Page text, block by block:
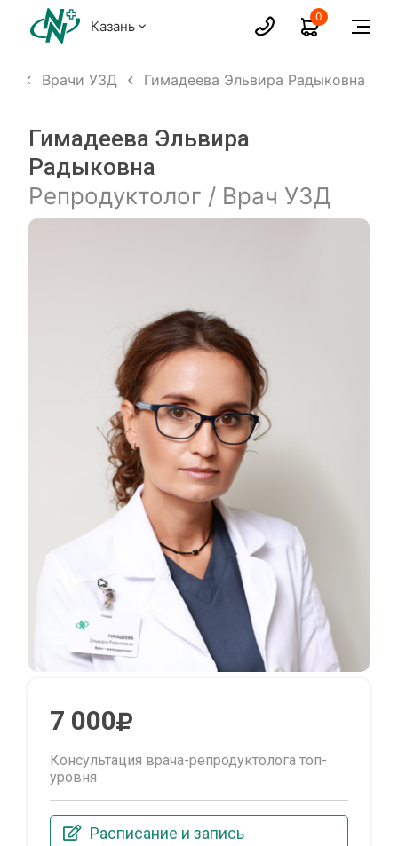
Казань
0
Врачи УЗД Гимадеева Эльвира Радыковна
Гимадеева Эльвира
Радыковна
Репродуктолог / Врач УЗД
7 000
Консультация врача-репродуктолога топ-
уровня
Расписание и запись